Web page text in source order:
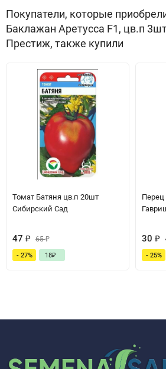
Покупатели, которые
Баклажан Аретусса F1, цв.п
Престиж, также купили
Томат Батяня цв.п 20шт
Сибирский Сад
47 ₽ 65₽
- 27% 18₽
Перец
30 ₽
- 25%